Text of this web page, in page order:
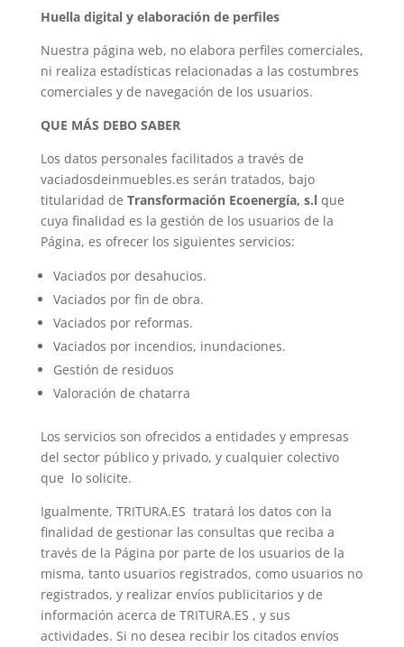
Huella digital y elaboración de perfiles
Nuestra página web, no elabora perfiles comerciales,
ni realiza estadísticas relacionadas a las costumbres
comerciales y de navegación de los usuarios.
QUE MÁS DEBO SABER
Los datos personales facilitados a través de
vaciadosdeinmuebles.es serán tratados, bajo
titularidad de Transformación Ecoenergía, s.lque
cuya finalidad es la gestión de los usuarios de la
Página, es ofrecer los siguientes servicios:
Vaciados por desahucios.
Vaciados por fin de obra.
Vaciados por reformas.
Vaciados por incendios, inundaciones.
Gestión de residuos
Valoración de chatarra
Los servicios son ofrecidos a entidades y empresas
del sector público y privado, y cualquier colectivo
que lo solicite.
Igualmente, TRITURA.ES tratará los datos con la
finalidad de gestionar las consultas que reciba a
través de la Página por parte de los usuarios de la
misma, tanto usuarios registrados, como usuarios no
registrados, y realizar envíos publicitarios y de
información acerca de TRITURA.ES , y sus
actividades. Si no desea recibir los citados envíos